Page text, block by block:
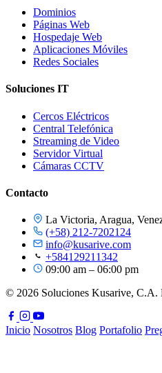
Dominios
Páginas Web
Hospedaje Web
Aplicaciones Móviles
Redes Sociales
Soluciones IT
Cercos Eléctricos
Central Telefónica
Streaming de Video
Servidor Virtual
Cámaras CCTV
Contacto
La Victoria, Aragua,
(+58) 212-7202124
info@kusarive.com
+584129211342
09:00 am – 06:00 pm
© 2026 Soluciones Kusarive, C.A.
Inicio Nosotros Blog Portafolio